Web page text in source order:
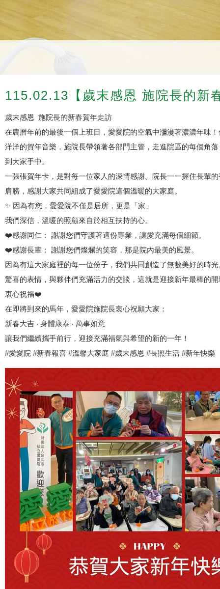
115.02.13【歲末感恩 施院長的新
歲末感恩 施院長的新春賀年走訪
在農曆年前的最後一個上班日，愛愛院的空氣中瀰漫著濃濃年味
洋洋的賀年音樂，施院長帶領著各部門主管，走進院區的每個角
到大家手中。
一張張賀年卡，是對每一位家人的深情感謝。院長一一握住長輩
肩膀，感謝大家共同組成了愛愛院這個溫暖的大家庭。
✨ 因為有您，愛愛院不僅是居所，更是「家」
我們深信，溫暖的照顧來自於相互扶持的心。
❤️感謝同仁： 謝謝您們守護著這份專業，讓愛充滿每個細節。
❤️感謝長輩： 謝謝您們燦爛的笑容，那是院內最美的風景。
因為有這大家庭裡的每一位份子，我們共同創造了無數美好的時
驚喜的表情，與夥伴們充滿活力的交談，這就是迎接新年最棒的
衷心祝福❤️
在即將到來的馬年，愛愛院施院長衷心祝願大家：
新春大吉 ‧ 身體康泰 ‧ 萬事如意
讓我們繼續攜手前行，迎接充滿福氣與希望的新的一年！
#愛愛院 #新春報喜 #溫馨大家庭 #歲末感恩 #長照生活 #新年快樂